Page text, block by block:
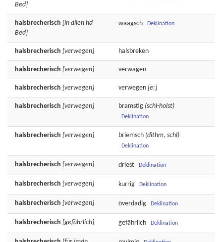
Bed]
halsbrecherisch [in allen hd
Bed]
waagsch Deklination
halsbrecherisch [verwegen] halsbreken
halsbrecherisch [verwegen] verwagen
halsbrecherisch [verwegen] verwegen [e:]
halsbrecherisch [verwegen] bramstig (schl-holst)
Deklination
halsbrecherisch [verwegen] briemsch (dithm, schl)
Deklination
halsbrecherisch [verwegen] driest Deklination
halsbrecherisch [verwegen] kurrig Deklination
halsbrecherisch [verwegen] överdadig Deklination
halsbrecherisch [gefährlich] gefährlich Deklination